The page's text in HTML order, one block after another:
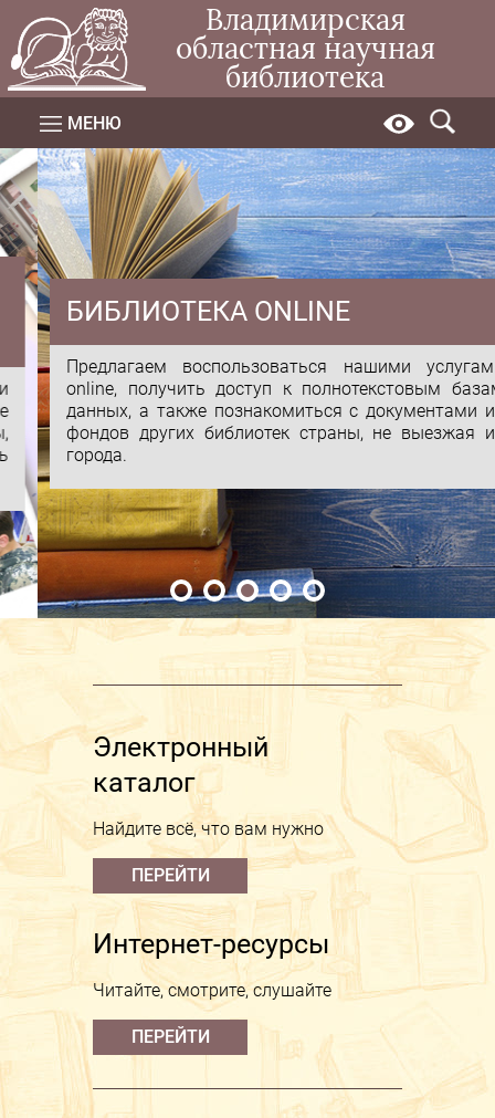
Владимирская
областная научная
библиотека
МЕНЮ
БИБЛИОТЕКА ONLINE
Предлагаем воспользоваться нашими услугами
online, получить доступ к полнотекстовым базам
данных, а также познакомиться с документами из
фондов других библиотек страны, не выезжая из
города.
Электронный
каталог
Найдите всё, что вам нужно
ПЕРЕЙТИ
Интернет-ресурсы
Читайте, смотрите, слушайте
ПЕРЕЙТИ